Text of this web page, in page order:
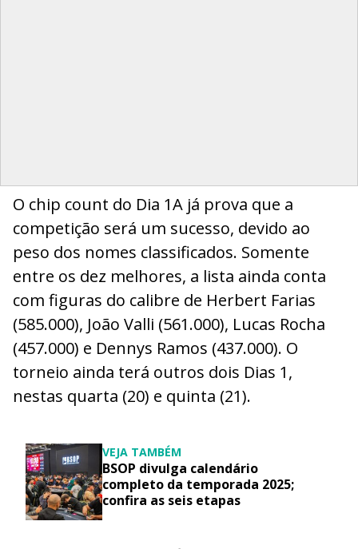
O chip count do Dia 1A já prova que a
competição será um sucesso, devido ao
peso dos nomes classificados. Somente
entre os dez melhores, a lista ainda conta
com figuras do calibre de Herbert Farias
(585.000), João Valli (561.000), Lucas Rocha
(457.000) e Dennys Ramos (437.000). O
torneio ainda terá outros dois Dias 1,
nestas quarta (20) e quinta (21).
VEJA TAMBÉM
BSOP divulga calendário
completo da temporada 2025;
confira as seis etapas